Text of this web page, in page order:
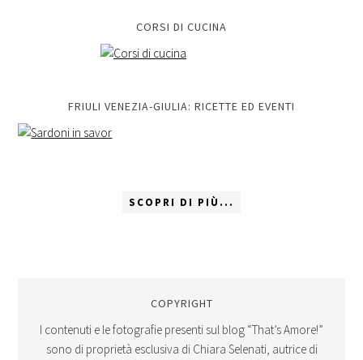
CORSI DI CUCINA
FRIULI VENEZIA-GIULIA: RICETTE ED EVENTI
SCOPRI DI PIÙ...
COPYRIGHT
I contenuti e le fotografie presenti sul blog “That’s Amore!”
sono di proprietà esclusiva di Chiara Selenati, autrice di